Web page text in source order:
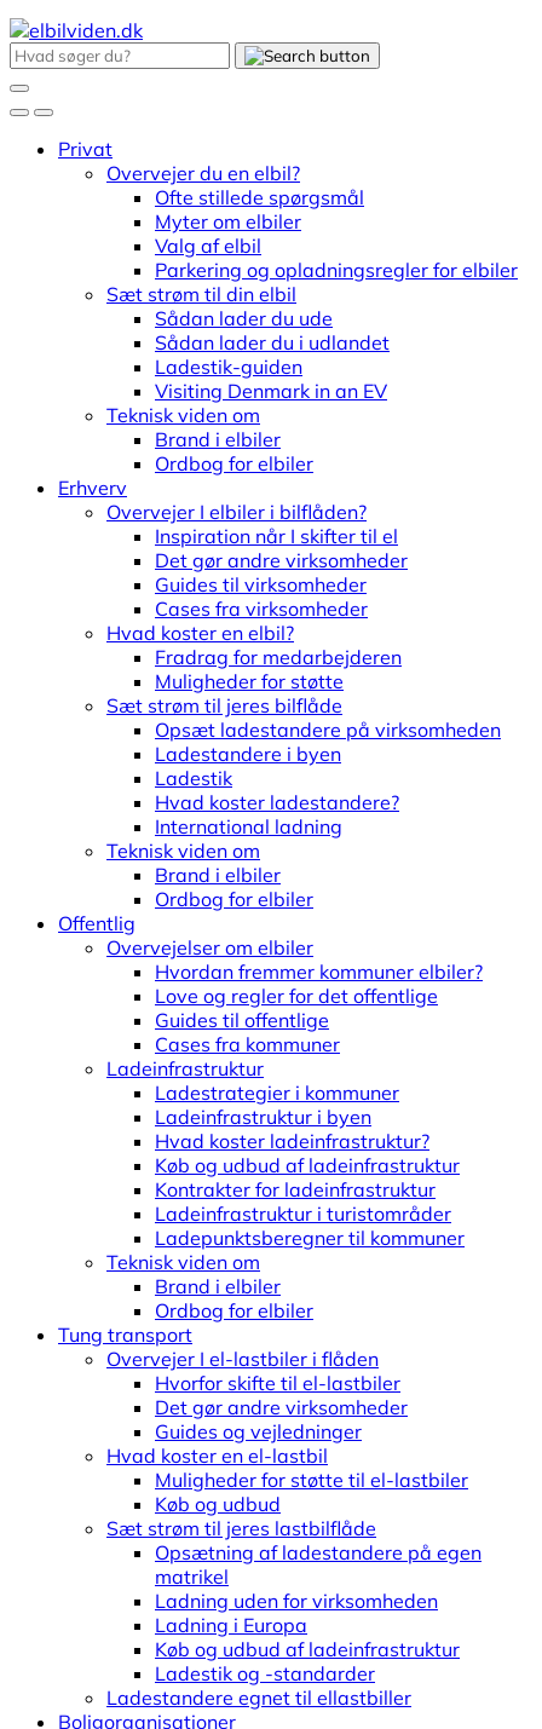
Privat
Overvejer du en elbil?
Ofte stillede spørgsmål
Myter om elbiler
Valg af elbil
Parkering og opladningsregler for elbiler
Sæt strøm til din elbil
Sådan lader du ude
Sådan lader du i udlandet
Ladestik-guiden
Visiting Denmark in an EV
Teknisk viden om
Brand i elbiler
Ordbog for elbiler
Erhverv
Overvejer I elbiler i bilflåden?
Inspiration når I skifter til el
Det gør andre virksomheder
Guides til virksomheder
Cases fra virksomheder
Hvad koster en elbil?
Fradrag for medarbejderen
Muligheder for støtte
Sæt strøm til jeres bilflåde
Opsæt ladestandere på virksomheden
Ladestandere i byen
Ladestik
Hvad koster ladestandere?
International ladning
Teknisk viden om
Brand i elbiler
Ordbog for elbiler
Offentlig
Overvejelser om elbiler
Hvordan fremmer kommuner elbiler?
Love og regler for det offentlige
Guides til offentlige
Cases fra kommuner
Ladeinfrastruktur
Ladestrategier i kommuner
Ladeinfrastruktur i byen
Hvad koster ladeinfrastruktur?
Køb og udbud af ladeinfrastruktur
Kontrakter for ladeinfrastruktur
Ladeinfrastruktur i turistområder
Ladepunktsberegner til kommuner
Teknisk viden om
Brand i elbiler
Ordbog for elbiler
Tung transport
Overvejer I el-lastbiler i flåden
Hvorfor skifte til el-lastbiler
Det gør andre virksomheder
Guides og vejledninger
Hvad koster en el-lastbil
Muligheder for støtte til el-lastbiler
Køb og udbud
Sæt strøm til jeres lastbilflåde
Opsætning af ladestandere på egen
matrikel
Ladning uden for virksomheden
Ladning i Europa
Køb og udbud af ladeinfrastruktur
Ladestik og -standarder
Ladestandere egnet til ellastbiller
Boligorganisationer